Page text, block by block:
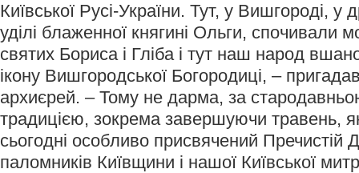
Київської Русі-України. Тут, у Вишгороді,
уділі блаженної княгині Ольги, спочивали
святих Бориса і Гліба і тут наш народ
ікону Вишгородської Богородиці, –
архиєрей. – Тому не дарма, за
традицією, зокрема завершуючи травень,
сьогодні особливо присвячений Пречистій
паломників Київщини і нашої Київської